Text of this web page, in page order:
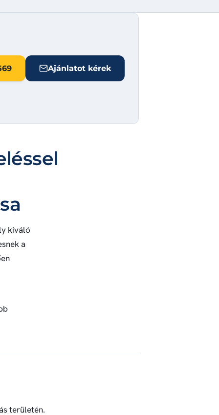
Ajánlatot kérek
kiváló
a
területén.